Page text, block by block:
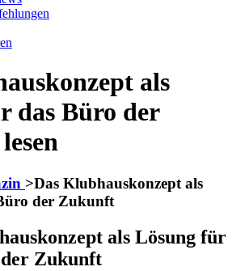
als
das Büro der
>Das Klubhauskonzept als
der Zukunft
als Lösung für
Zukunft